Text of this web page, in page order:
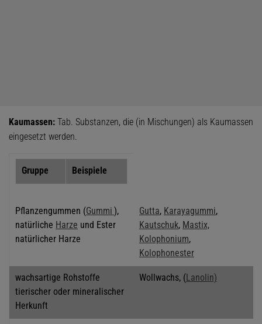
Kaumassen: Tab. Substanzen, die (in Mischungen) als Kaumassen
eingesetzt werden.
Gruppe Beispiele
Pflanzengummen (Gummi ),
natürliche Harze und Ester
natürlicher Harze
Gutta, Karayagummi,
Kautschuk, Mastix,
Kolophonium,
Kolophonester
wachsartige Rohstoffe
tierischer oder mineralischer
Herkunft
Wollwachs, (Lanolin)